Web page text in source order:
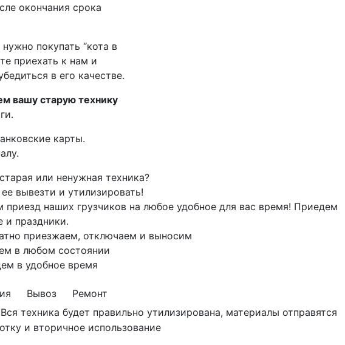
окончания срока
покупать “кота в
приехать к нам и
в его качестве.
вашу старую технику
карты.
или ненужная техника?
вывезти и утилизировать!
приезд наших грузчиков на любое удобное для вас время! Приедем
и праздники.
приезжаем, отключаем и выносим
в любом состоянии
в удобное время
Вывоз
Ремонт
Вся техника будет правильно утилизирована, материалы отправятся
и вторичное использование